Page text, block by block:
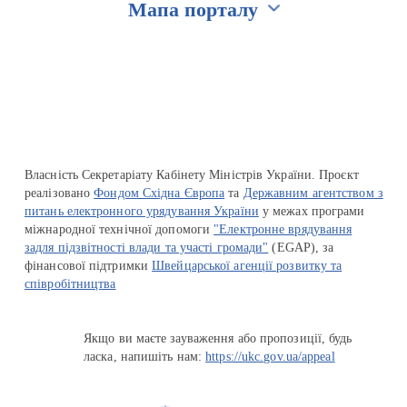
Мапа порталу
Власність Секретаріату Кабінету Міністрів України. Проєкт
реалізованоФондом Східна Європа та Державним агентством з
питань електронного урядування України у межах програми
міжнародної технічної допомоги "Електронне врядування
задля підзвітності влади та участі громади" (EGAP), за
фінансової підтримкиШвейцарської агенції розвитку та
співробітництва
Якщо ви маєте зауваження або пропозиції, будь
ласка, напишіть нам:https://ukc.gov.ua/appeal